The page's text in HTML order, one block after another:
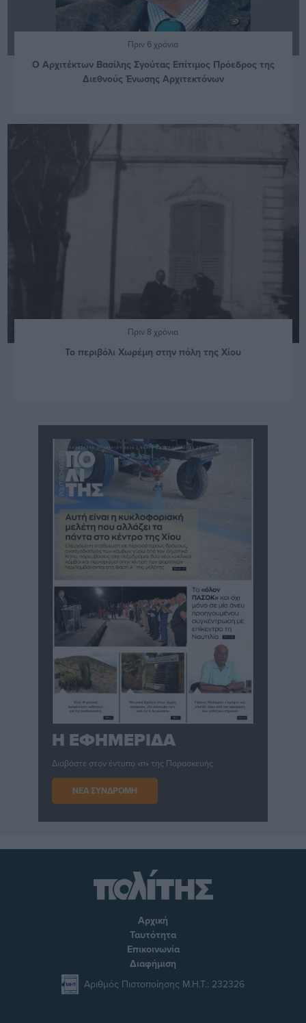
Πριν 6 χρόνια
Ο Αρχιτέκτων Βασίλης Σγούτας Επίτιμος Πρόεδρος της
Διεθνούς Ένωσης Αρχιτεκτόνων
Πριν 8 χρόνια
Το περιβόλι Χωρέμη στην πόλη της Χίου
Η ΕΦΗΜΕΡΙΔΑ
Διαβάστε στον έντυπο «π» της Παρασκευής
ΝΕΑ ΣΥΝΔΡΟΜΗ
Αρχική
Ταυτότητα
Επικοινωνία
Διαφήμιση
Αριθμός Πιστοποίησης Μ.Η.Τ.: 232326